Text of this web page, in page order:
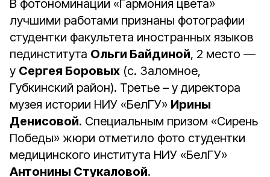
В фотономинации «Гармония цвета»
лучшими работами признаны фотографии
студентки факультета иностранных языков
пединститута Ольги Байдиной, 2 место —
у Сергея Боровых (с. Заломное,
Губкинский район). Третье – у директора
музея истории НИУ «БелГУ» Ирины
Денисовой. Специальным призом «Сирень
Победы» жюри отметило фото студентки
медицинского института НИУ «БелГУ»
Антонины Стукаловой.